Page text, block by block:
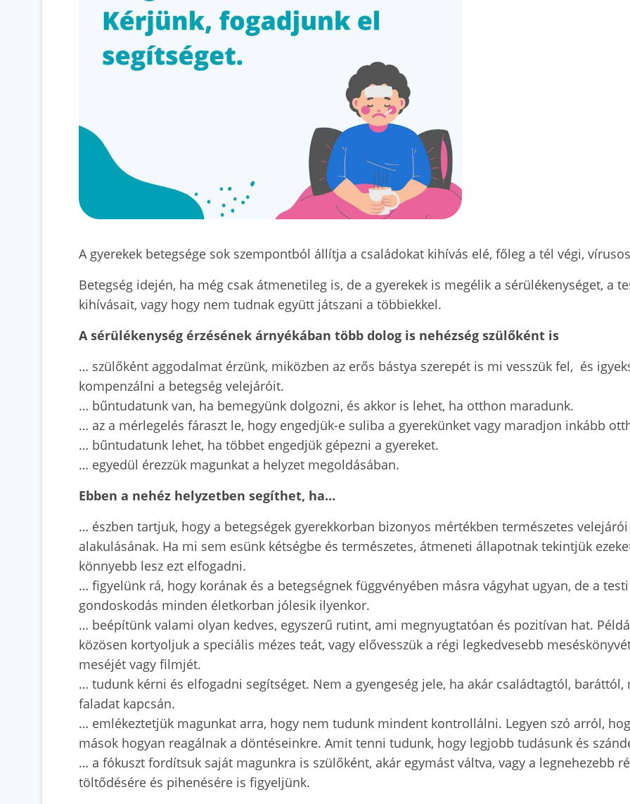
A gyerekek betegsége sok szempontból állítja a családokat kihívás elé, főleg a tél végi,
Betegség idején, ha még csak átmenetileg is, de a gyerekek is megélik a sérülékenységet, a
kihívásait, vagy hogy nem tudnak együtt játszani a többiekkel.
A sérülékenység érzésének árnyékában több dolog is nehézség szülőként is
… szülőként aggodalmat érzünk, miközben az erős bástya szerepét is mi vesszük fel, és
kompenzálni a betegség velejáróit.
… bűntudatunk van, ha bemegyünk dolgozni, és akkor is lehet, ha otthon maradunk.
… az a mérlegelés fáraszt le, hogy engedjük-e suliba a gyerekünket vagy maradjon inkább
… bűntudatunk lehet, ha többet engedjük gépezni a gyereket.
… egyedül érezzük magunkat a helyzet megoldásában.
Ebben a nehéz helyzetben segíthet, ha…
… észben tartjuk, hogy a betegségek gyerekkorban bizonyos mértékben természetes
alakulásának. Ha mi sem esünk kétségbe és természetes, átmeneti állapotnak tekintjük
könnyebb lesz ezt elfogadni.
… figyelünk rá, hogy korának és a betegségnek függvényében másra vágyhat ugyan, de a
gondoskodás minden életkorban jólesik ilyenkor.
… beépítünk valami olyan kedves, egyszerű rutint, ami megnyugtatóan és pozitívan hat.
közösen kortyoljuk a speciális mézes teát, vagy elővesszük a régi legkedvesebb
meséjét vagy filmjét.
… tudunk kérni és elfogadni segítséget. Nem a gyengeség jele, ha akár családtagtól,
faladat kapcsán.
… emlékeztetjük magunkat arra, hogy nem tudunk mindent kontrollálni. Legyen szó arról,
mások hogyan reagálnak a döntéseinkre. Amit tenni tudunk, hogy legjobb tudásunk és
… a fókuszt fordítsuk saját magunkra is szülőként, akár egymást váltva, vagy a legnehezebb
töltődésére és pihenésére is figyeljünk.